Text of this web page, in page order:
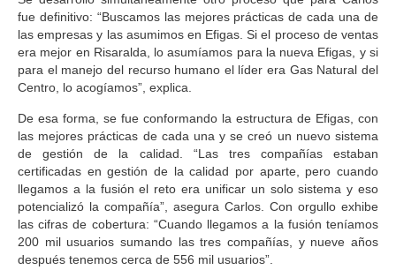
fue definitivo: “Buscamos las mejores prácticas de cada una de
las empresas y las asumimos en Efigas . Si el proceso de ventas
era mejor en Risaralda, lo asumíamos para la nueva Efigas, y si
para el manejo del recurso humano el líder era Gas Natural del
Centro, lo acogíamos”, explica.
De esa forma, se fue conformando la estructura de Efigas, con
las mejores prácticas de cada una y se creó un nuevo sistema
de gestión de la calidad. “Las tres compañías estaban
certificadas en gestión de la calidad por aparte, pero cuando
llegamos a la fusiónel reto era unificar un solo sistema y eso
potencializó la compañía”, asegura Carlos. Con orgullo exhibe
las cifras de cobertura: “Cuando llegamos a la fusión teníamos
200 mil usuarios sumando las tres compañías, y nueve años
después tenemos cerca de 556 mil usuarios”.